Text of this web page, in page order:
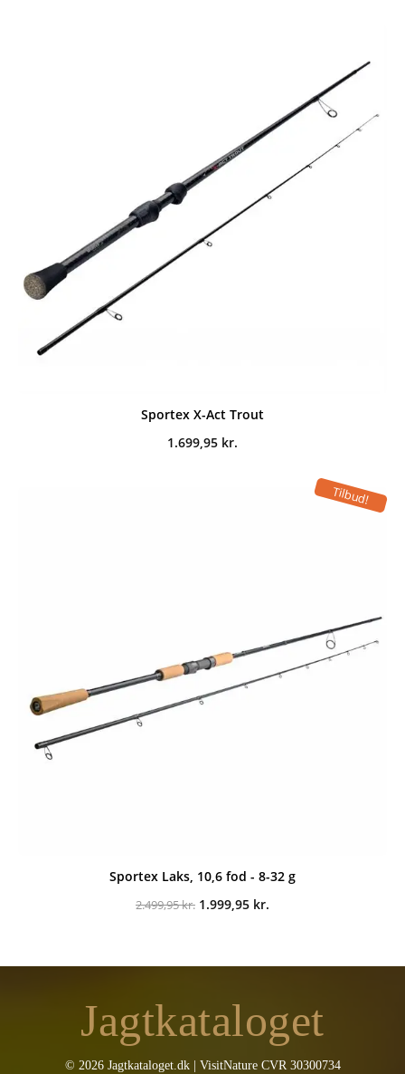
Sportex X-Act Trout
1.699,95 kr.
Tilbud!
Sportex Laks, 10,6 fod - 8-32 g
2.499,95kr. Den
1.999,95 kr.
Jagtkataloget
© 2026 Jagtkataloget.dk | VisitNature CVR 30300734